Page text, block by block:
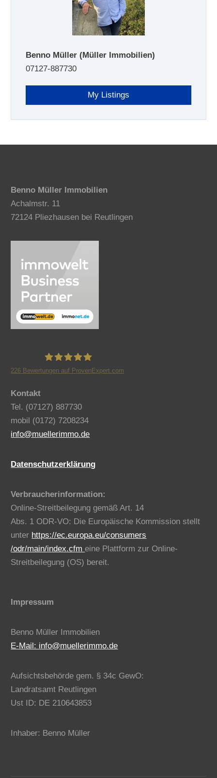
Benno Müller(Müller Immobilien)
07127-887730
My Listings
Benno Müller Immobilien
Achalmstr. 11
72124 Pliezhausen bei Reutlingen
226 Bewertungen auf ProvenExpert.com
Kontakt
Tel. (07127) 887730
mobil (0172) 7208234
info@muellerimmo.de
Datenschutzerklärung
Verbraucherinformation:
Online-Streitbeilegung gemäß Art. 14
Abs. 1 ODR-VO: Die Europäische Kommission stellt
unter https://ec.europa.eu/consumers
/odr/main/index.cfmeine Plattform zur Online-
Streitbeilegung (OS) bereit.
Impressum
Benno Müller Immobilien
E-Mail: info@muellerimmo.de
Aufsichtsbehörde gem. § 34c GewO:
Landratsamt Reutlingen
Ust ID: DE 210643853
Inhaber: Benno Müller